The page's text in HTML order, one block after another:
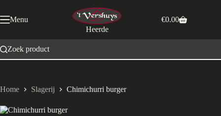
de Menu
Heerde
Winkelwagen
€0.00
Zoek product
Home Slagerij Chimichurri burger